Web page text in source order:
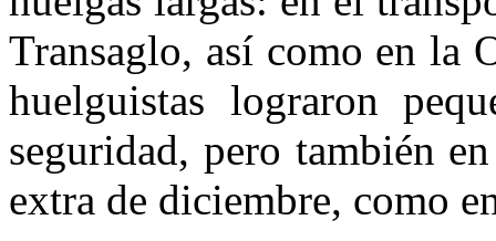
Transaglo, así como en la
huelguistas lograron
seguridad, pero también
extra de diciembre, como